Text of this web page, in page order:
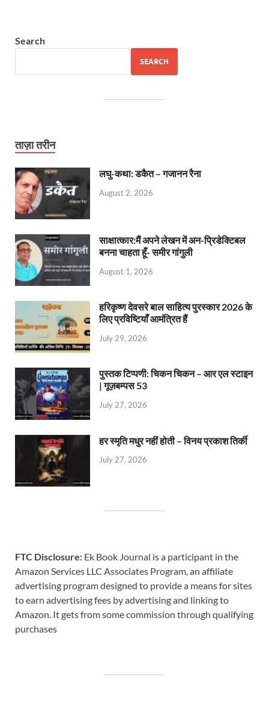
Search
SEARCH
ताज़ा तरीन
लघु-कथा: डकैत – गजानन रैना
August 2, 2026
साक्षात्कार:मैं अपने लेखन में अन-प्रिडेक्टिबल
बनना चाहता हूँ- समीर गांगुली
August 1, 2026
हरिकृष्ण देवसरे बाल साहित्य पुरस्कार 2026 के
लिए प्रविष्टियाँ आमंत्रित हैं
July 29, 2026
पुस्तक टिप्पणी: चिकन चिकन – आर एल स्टाइन
| गूज़बम्पस 53
July 27, 2026
हर स्मृति मधुर नहीं होती – विनय प्रकाश तिर्की
July 27, 2026
FTC Disclosure: Ek Book Journal is a participant in the
Amazon Services LLC Associates Program, an affiliate
advertising program designed to provide a means for sites
to earn advertising fees by advertising and linking to
Amazon. It gets from some commission through qualifying
purchases